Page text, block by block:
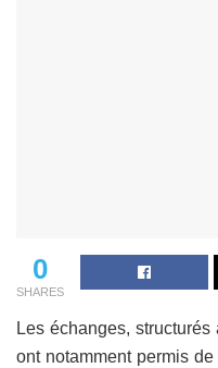
0
SHARES
Les échanges,
ont notamment permis